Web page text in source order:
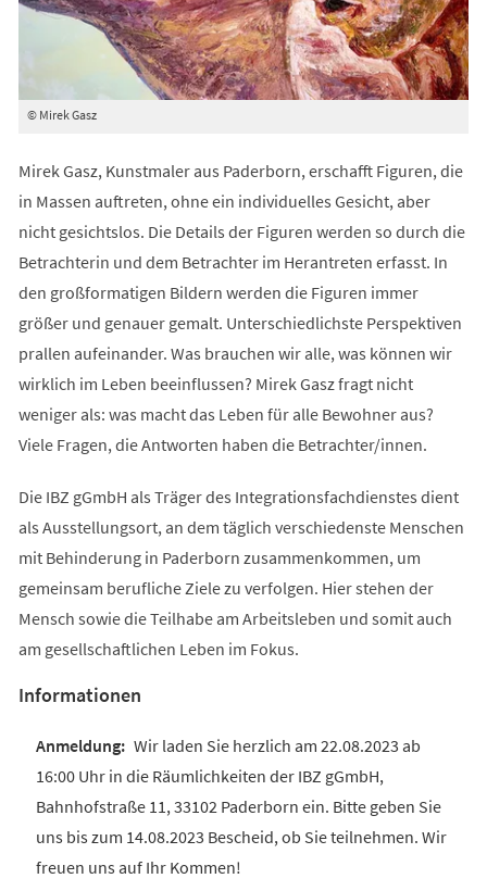
© Mirek Gasz
Mirek Gasz, Kunstmaler aus Paderborn, erschafft Figuren, die
in Massen auftreten, ohne ein individuelles Gesicht, aber
nicht gesichtslos. Die Details der Figuren werden so durch die
Betrachterin und dem Betrachter im Herantreten erfasst. In
den großformatigen Bildern werden die Figuren immer
größer und genauer gemalt. Unterschiedlichste Perspektiven
prallen aufeinander. Was brauchen wir alle, was können wir
wirklich im Leben beeinflussen? Mirek Gasz fragt nicht
weniger als: was macht das Leben für alle Bewohner aus?
Viele Fragen, die Antworten haben die Betrachter/innen.
Die IBZ gGmbH als Träger des Integrationsfachdienstes dient
als Ausstellungsort, an dem täglich verschiedenste Menschen
mit Behinderung in Paderborn zusammenkommen, um
gemeinsam berufliche Ziele zu verfolgen. Hier stehen der
Mensch sowie die Teilhabe am Arbeitsleben und somit auch
am gesellschaftlichen Leben im Fokus.
Informationen
Wir laden Sie herzlich am 22.08.2023 ab
16:00 Uhr in die Räumlichkeiten der IBZ gGmbH,
Bahnhofstraße 11, 33102 Paderborn ein. Bitte geben Sie
uns bis zum 14.08.2023 Bescheid, ob Sie teilnehmen. Wir
freuen uns auf Ihr Kommen!